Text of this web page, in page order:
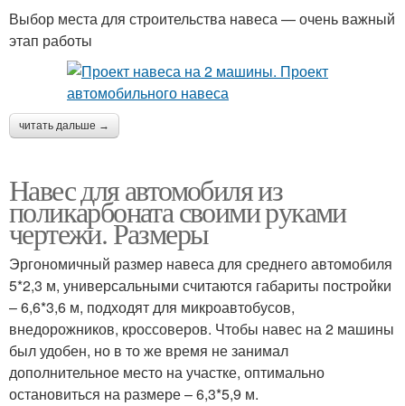
Выбор места для строительства навеса — очень важный
этап работы
читать дальше →
Навес для автомобиля из
поликарбоната своими руками
чертежи. Размеры
Эргономичный размер навеса для среднего автомобиля
5*2,3 м, универсальными считаются габариты постройки
– 6,6*3,6 м, подходят для микроавтобусов,
внедорожников, кроссоверов. Чтобы навес на 2 машины
был удобен, но в то же время не занимал
дополнительное место на участке, оптимально
остановиться на размере – 6,3*5,9 м.